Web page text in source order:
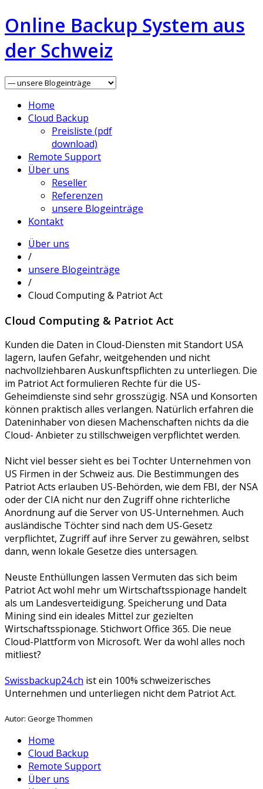
Online Backup System aus
der Schweiz
Home
Cloud Backup
Preisliste (pdf
download)
Remote Support
Über uns
Reseller
Referenzen
unsere Blogeinträge
Kontakt
Über uns
/
unsere Blogeinträge
/
Cloud Computing & Patriot Act
Cloud Computing & Patriot Act
Kunden die Daten in Cloud-Diensten mit Standort USA
lagern, laufen Gefahr, weitgehenden und nicht
nachvollziehbaren Auskunftspflichten zu unterliegen. Die
im Patriot Act formulieren Rechte für die US-
Geheimdienste sind sehr grosszügig. NSA und Konsorten
können praktisch alles verlangen. Natürlich erfahren die
Dateninhaber von diesen Machenschaften nichts da die
Cloud- Anbieter zu stillschweigen verpflichtet werden.
Nicht viel besser sieht es bei Tochter Unternehmen von
US Firmen in der Schweiz aus. Die Bestimmungen des
Patriot Acts erlauben US-Behörden, wie dem FBI, der NSA
oder der CIA nicht nur den Zugriff ohne richterliche
Anordnung auf die Server von US-Unternehmen. Auch
ausländische Töchter sind nach dem US-Gesetz
verpflichtet, Zugriff auf ihre Server zu gewähren, selbst
dann, wenn lokale Gesetze dies untersagen.
Neuste Enthüllungen lassen Vermuten das sich beim
Patriot Act wohl mehr um Wirtschaftsspionage handelt
als um Landesverteidigung. Speicherung und Data
Mining sind ein ideales Mittel zur gezielten
Wirtschaftsspionage. Stichwort Office 365. Die neue
Cloud-Plattform von Microsoft. Wer da wohl alles noch
mitliest?
Swissbackup24.ch ist ein 100% schweizerisches
Unternehmen und unterliegen nicht dem Patriot Act.
Autor: George Thommen
Home
Cloud Backup
Remote Support
Über uns